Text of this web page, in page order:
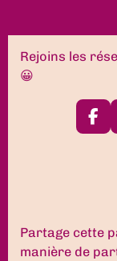
Rejoins les
😀
F
a
k
Partage cette
manière de